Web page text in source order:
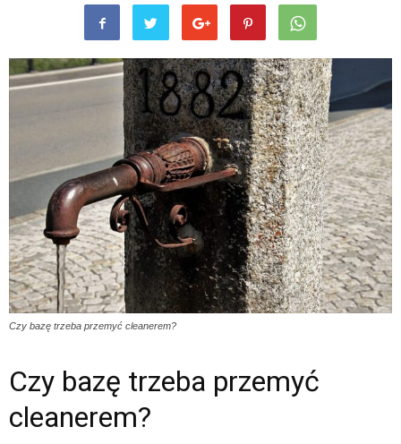
Czy bazę trzeba przemyć cleanerem?
Czy bazę trzeba przemyć
cleanerem?